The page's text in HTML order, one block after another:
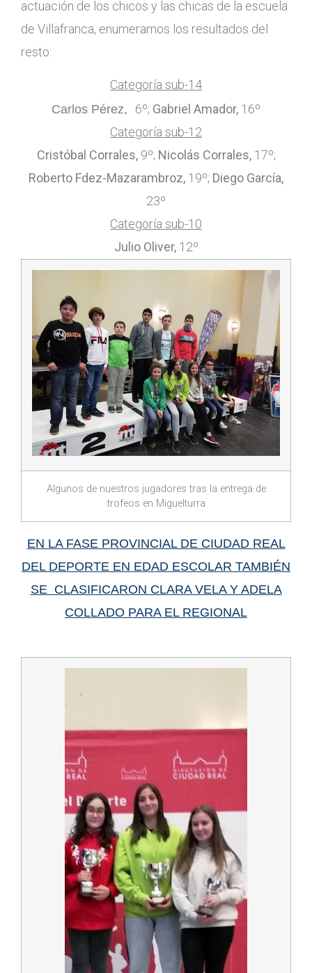
actuación de los chicos y las chicas de la escuela
de Villafranca, enumeramos los resultados del
resto:
Categoría sub-14
Carlos Pérez, 6º; Gabriel Amador, 16º
Categoría sub-12
Cristóbal Corrales, 9º; Nicolás Corrales, 17º;
Roberto Fdez-Mazarambroz, 19º; Diego García,
23º
Categoría sub-10
Julio Oliver, 12º
Algunos de nuestros jugadores tras la entrega de
trofeos en Miguelturra
EN LA FASE PROVINCIAL DE CIUDAD REAL
DEL DEPORTE EN EDAD ESCOLAR TAMBIÉN
SE CLASIFICARON CLARA VELA Y ADELA
COLLADO PARA EL REGIONAL